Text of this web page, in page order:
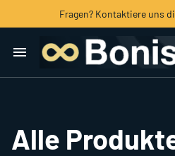
Fragen? Kontaktiere uns
Haushalt
Polsterreiniger
Alle